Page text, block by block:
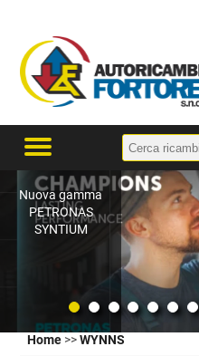
Nuova gamma
PETRONAS
SYNTIUM
Home >>WYNNS